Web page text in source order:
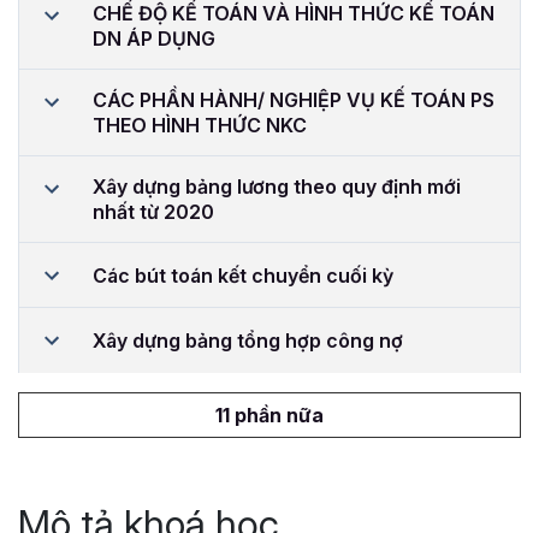
CHẾ ĐỘ KẾ TOÁN VÀ HÌNH THỨC KẾ TOÁN
DN ÁP DỤNG
CÁC PHẦN HÀNH/ NGHIỆP VỤ KẾ TOÁN PS
THEO HÌNH THỨC NKC
Xây dựng bảng lương theo quy định mới
nhất từ 2020
Các bút toán kết chuyển cuối kỳ
Xây dựng bảng tổng hợp công nợ
11 phần nữa